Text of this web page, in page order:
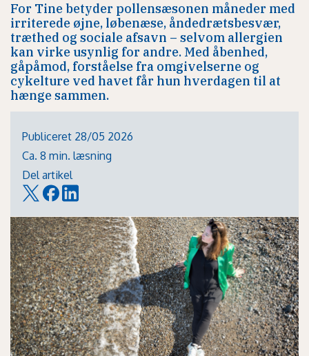
For Tine betyder pollensæsonen måneder med
irriterede øjne, løbenæse, åndedrætsbesvær,
træthed og sociale afsavn – selvom allergien
kan virke usynlig for andre. Med åbenhed,
gåpåmod, forståelse fra omgivelserne og
cykelture ved havet får hun hverdagen til at
hænge sammen.
Publiceret 28/05 2026
Ca. 8 min. læsning
Del artikel